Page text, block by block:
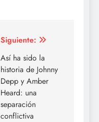
Siguiente:
Así ha sido la
historia de Johnny
Depp y Amber
Heard: una
separación
conflictiva